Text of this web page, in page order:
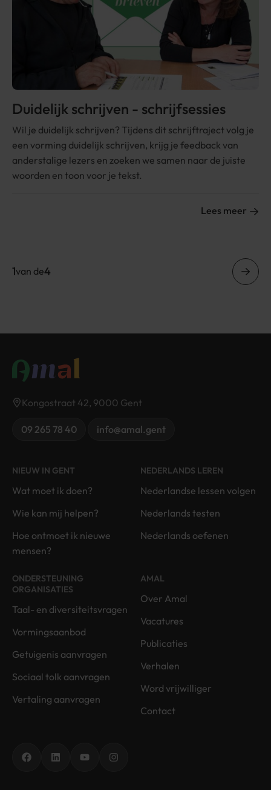
Duidelijk schrijven - schrijfsessies
Wil je duidelijk schrijven? Tijdens dit schrijftraject volg je
een vorming duidelijk schrijven, krijg je feedback van
anderstalige lezers en zoeken we samen naar de juiste
woorden en toon voor je tekst.
Lees meer
Paginatie
1van de4
Kongostraat 42, 9000 Gent
09 265 78 40 info@amal.gent
NIEUW IN GENT
Wat moet ik doen?
Wie kan mij helpen?
Hoe ontmoet ik nieuwe
mensen?
NEDERLANDS LEREN
Nederlandse lessen volgen
Nederlands testen
Nederlands oefenen
ONDERSTEUNING
ORGANISATIES
Taal- en diversiteitsvragen
Vormingsaanbod
Getuigenis aanvragen
Sociaal tolk aanvragen
Vertaling aanvragen
AMAL
Over Amal
Vacatures
Publicaties
Verhalen
Word vrijwilliger
Contact
FacebookLinkedInYouTubeInstagram